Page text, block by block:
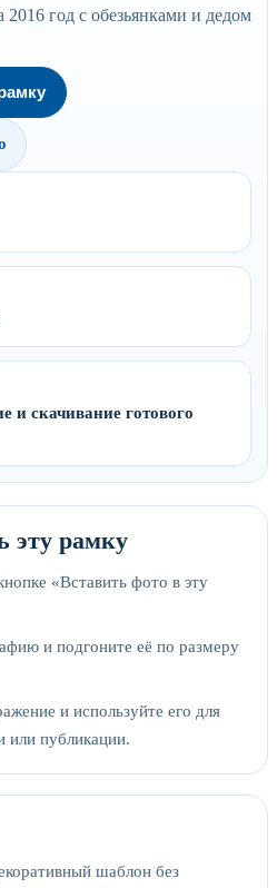
2016 год с обезьянками и дедом
и скачивание готового
эту рамку
«Вставить фото в эту
и подгоните её по размеру
и используйте его для
или публикации.
шаблон без